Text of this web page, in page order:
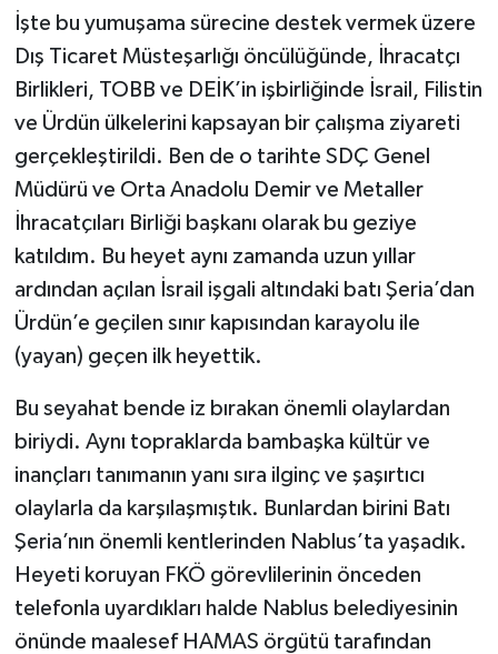
İşte bu yumuşama sürecine destek vermek üzere
Dış Ticaret Müsteşarlığı öncülüğünde, İhracatçı
Birlikleri, TOBB ve DEİK’in işbirliğinde İsrail, Filistin
ve Ürdün ülkelerini kapsayan bir çalışma ziyareti
gerçekleştirildi. Ben de o tarihte SDÇ Genel
Müdürü ve Orta Anadolu Demir ve Metaller
İhracatçıları Birliği başkanı olarak bu geziye
katıldım. Bu heyet aynı zamanda uzun yıllar
ardından açılan İsrail işgali altındaki batı Şeria’dan
Ürdün’e geçilen sınır kapısından karayolu ile
(yayan) geçen ilk heyettik.
Bu seyahat bende iz bırakan önemli olaylardan
biriydi. Aynı topraklarda bambaşka kültür ve
inançları tanımanın yanı sıra ilginç ve şaşırtıcı
olaylarla da karşılaşmıştık. Bunlardan birini Batı
Şeria’nın önemli kentlerinden Nablus’ta yaşadık.
Heyeti koruyan FKÖ görevlilerinin önceden
telefonla uyardıkları halde Nablus belediyesinin
önünde maalesef HAMAS örgütü tarafından